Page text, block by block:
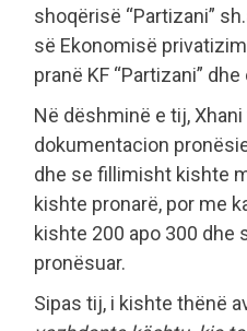
shoqërisë “Partizani”
së Ekonomisë
pranë KF “Partizani”
Në dëshminë e tij,
dokumentacion
dhe se fillimisht kishte
kishte pronarë, por me
kishte 200 apo 300 dhe
pronësuar.
Sipas tij, i kishte thënë